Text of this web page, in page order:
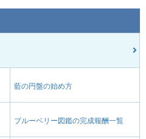
藍の円盤の始め方
ブルーベリー図鑑の完成報酬一覧